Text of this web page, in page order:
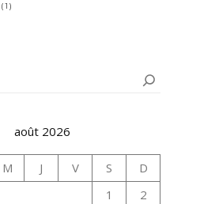
(1)
août 2026
M J V S
D
1
2